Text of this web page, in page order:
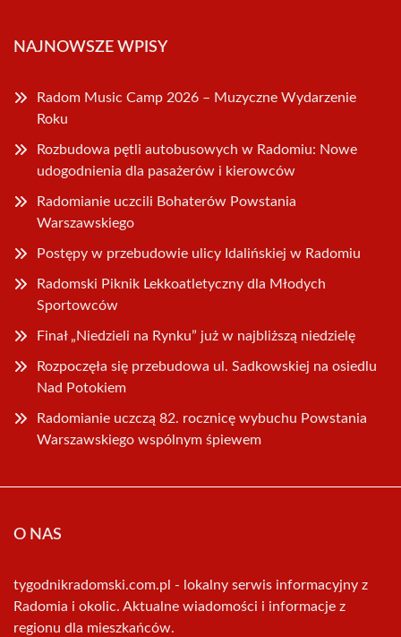
NAJNOWSZE WPISY
Radom Music Camp 2026 – Muzyczne Wydarzenie
Roku
Rozbudowa pętli autobusowych w Radomiu: Nowe
udogodnienia dla pasażerów i kierowców
Radomianie uczcili Bohaterów Powstania
Warszawskiego
Postępy w przebudowie ulicy Idalińskiej w Radomiu
Radomski Piknik Lekkoatletyczny dla Młodych
Sportowców
Finał „Niedzieli na Rynku” już w najbliższą niedzielę
Rozpoczęła się przebudowa ul. Sadkowskiej na osiedlu
Nad Potokiem
Radomianie uczczą 82. rocznicę wybuchu Powstania
Warszawskiego wspólnym śpiewem
O NAS
tygodnikradomski.com.pl - lokalny serwis informacyjny z
Radomia i okolic. Aktualne wiadomości i informacje z
regionu dla mieszkańców.